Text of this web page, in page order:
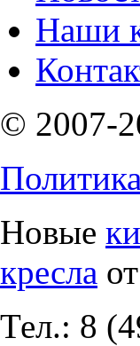
Наши
© 2007-
Новые
кресла
Тел.: 8